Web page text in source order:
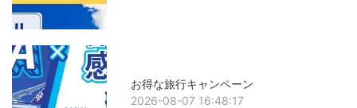
お得な旅行キャンペーン
2026-08-07 16:48:17